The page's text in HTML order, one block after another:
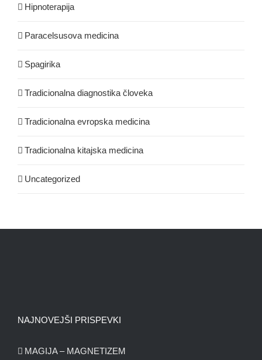
Hipnoterapija
Paracelsusova medicina
Spagirika
Tradicionalna diagnostika človeka
Tradicionalna evropska medicina
Tradicionalna kitajska medicina
Uncategorized
NAJNOVEJŠI PRISPEVKI
MAGIJA – MAGNETIZEM